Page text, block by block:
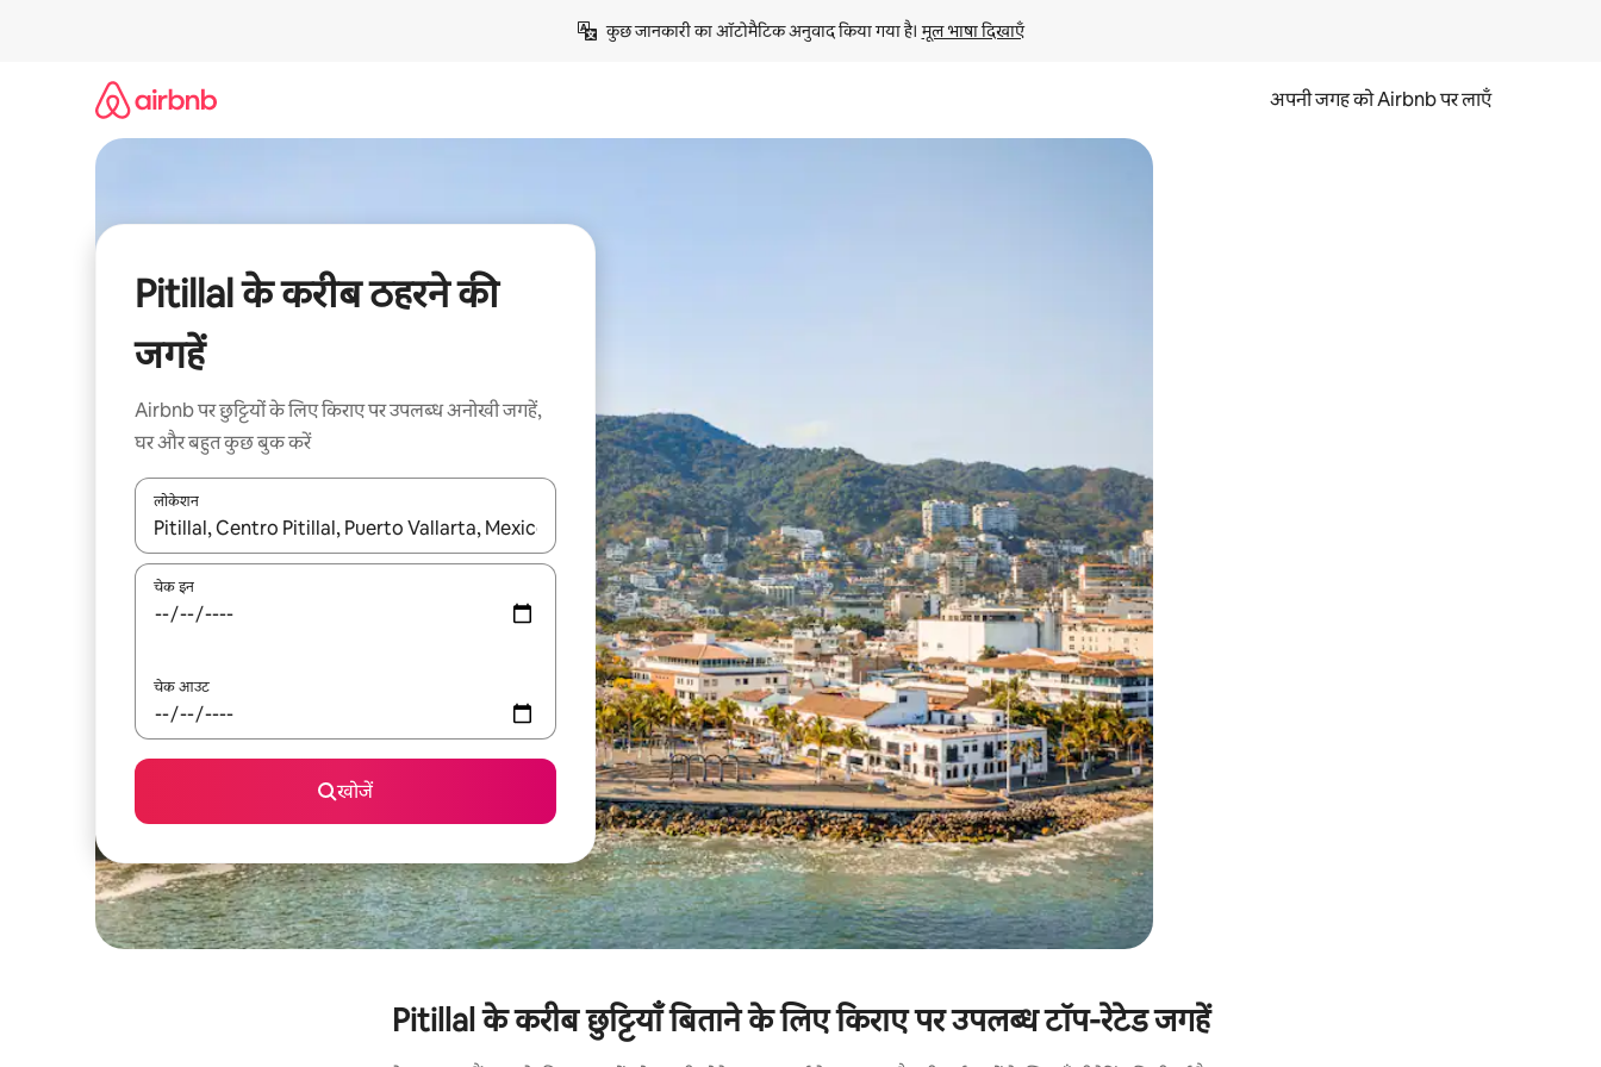
कुछ जानकारी का ऑटोमैटिक अनुवाद किया गया है। मूल भाषा दिखाएँ
अपनी जगह को Airbnb पर लाएँ
Pitillal के करीब ठहरने की
जगहें
Airbnb पर छुट्टियों के लिए किराए पर उपलब्ध अनोखी जगहें,
घर और बहुत कुछ बुक करें
लोकेशन
नतीजों के उपलब्ध होने पर, अप और डाउन 'ऐरो की' का इस्तेमाल करके नेविगेट करें या टच या फिर स्वाइप जेस्चर का इस्तेमाल करके एक्सप्लोर करें।
चेक इन
चेक आउट
खोजें
Pitillal के करीब छुट्टियाँ बिताने के लिए किराए पर उपलब्ध टॉप-रेटेड जगहें